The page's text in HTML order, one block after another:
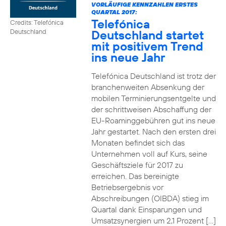
Credits: Telefónica
Deutschland
VORLÄUFIGE KENNZAHLEN ERSTES
QUARTAL 2017:
Telefónica
Deutschland startet
mit positivem Trend
ins neue Jahr
Telefónica Deutschland ist trotz der
branchenweiten Absenkung der
mobilen Terminierungsentgelte und
der schrittweisen Abschaffung der
EU-Roaminggebühren gut ins neue
Jahr gestartet. Nach den ersten drei
Monaten befindet sich das
Unternehmen voll auf Kurs, seine
Geschäftsziele für 2017 zu
erreichen. Das bereinigte
Betriebsergebnis vor
Abschreibungen (OIBDA) stieg im
Quartal dank Einsparungen und
Umsatzsynergien um 2,1 Prozent […]